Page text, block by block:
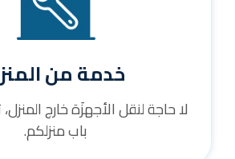
خدمة من
لا حاجة لنقل الأجهزَة خارج
باب منزلكم.